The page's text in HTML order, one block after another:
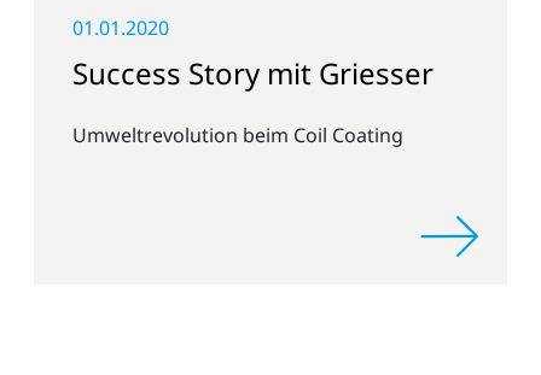
01.01.2020
Success Story mit Griesser
Umweltrevolution beim Coil Coating